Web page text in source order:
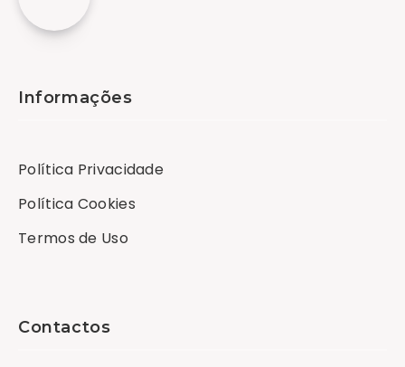
Informações
Política Privacidade
Política Cookies
Termos de Uso
Contactos